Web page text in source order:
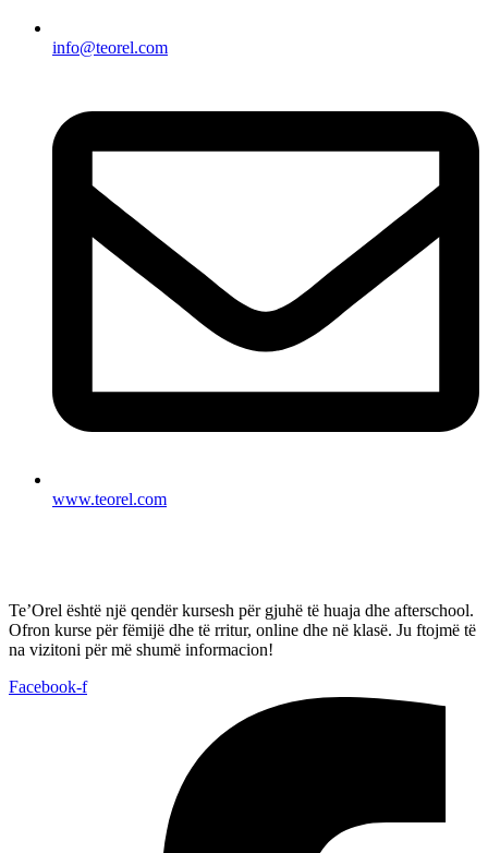
info@teorel.com
www.teorel.com
Te’Orel është një qendër kursesh për gjuhë të huaja dhe afterschool.
Ofron kurse për fëmijë dhe të rritur, online dhe në klasë. Ju ftojmë të
na vizitoni për më shumë informacion!
Facebook-f